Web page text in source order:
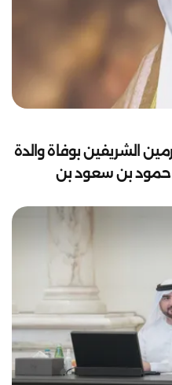
الشريفين بوفاة والدة
حمود بن سعود بن